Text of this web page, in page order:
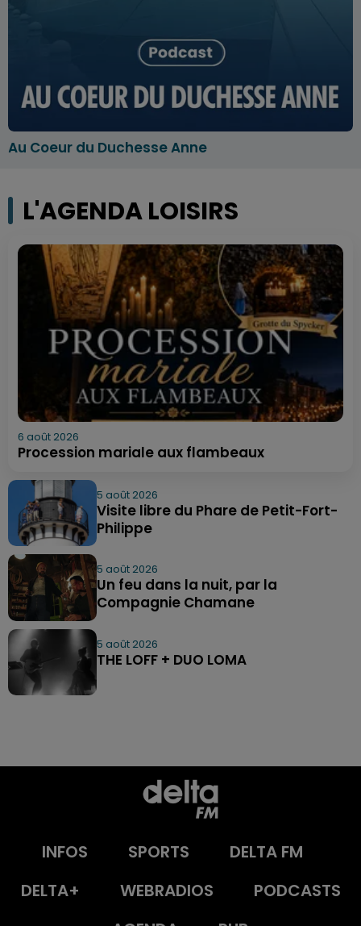
Au Coeur du Duchesse Anne
L'AGENDA LOISIRS
6 août 2026
Procession mariale aux flambeaux
5 août 2026
Visite libre du Phare de Petit-Fort-
Philippe
5 août 2026
Un feu dans la nuit, par la
Compagnie Chamane
5 août 2026
THE LOFF + DUO LOMA
INFOS SPORTS
DELTA FM
DELTA+
WEBRADIOS
PODCASTS